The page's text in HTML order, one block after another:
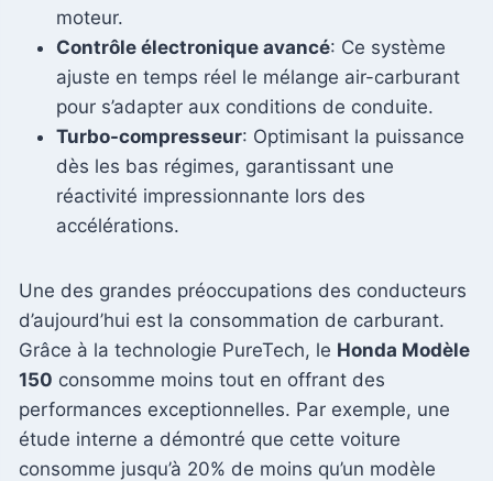
moteur.
Contrôle électronique avancé: Ce système
ajuste en temps réel le mélange air-carburant
pour s’adapter aux conditions de conduite.
Turbo-compresseur: Optimisant la puissance
dès les bas régimes, garantissant une
réactivité impressionnante lors des
accélérations.
Une des grandes préoccupations des conducteurs
d’aujourd’hui est la consommation de carburant.
Grâce à la technologie PureTech, le Honda Modèle
150 consomme moins tout en offrant des
performances exceptionnelles. Par exemple, une
étude interne a démontré que cette voiture
consomme jusqu’à 20% de moins qu’un modèle